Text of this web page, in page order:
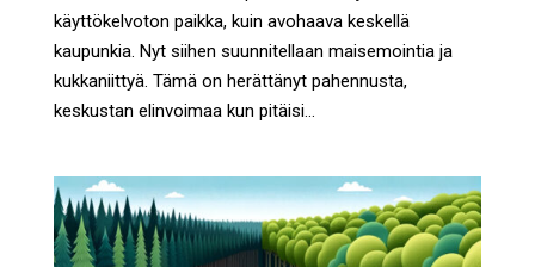
käyttökelvoton paikka, kuin avohaava keskellä
kaupunkia. Nyt siihen suunnitellaan maisemointia ja
kukkaniittyä. Tämä on herättänyt pahennusta,
keskustan elinvoimaa kun pitäisi...